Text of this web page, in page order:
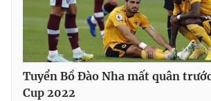
Tuyển Bồ Đào Nha mất quân
Cup 2022